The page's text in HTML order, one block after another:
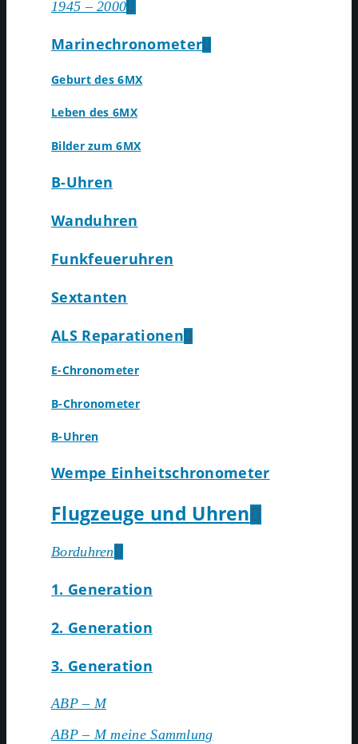
1945 – 2000
Marinechronometer
Geburt des 6MX
Leben des 6MX
Bilder zum 6MX
B-Uhren
Wanduhren
Funkfeueruhren
Sextanten
ALS Reparationen
E-Chronometer
B-Chronometer
B-Uhren
Wempe Einheitschronometer
Flugzeuge und Uhren
Borduhren
1. Generation
2. Generation
3. Generation
ABP – M
АВР – М meine Sammlung